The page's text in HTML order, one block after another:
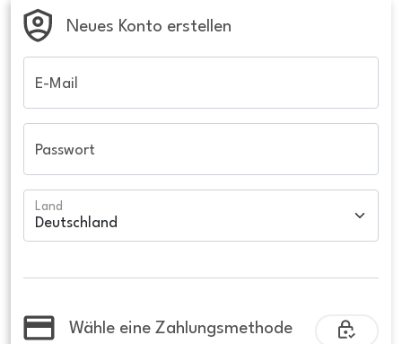
Neues Konto erstellen
E-Mail
Passwort
Land
Wähle eine Zahlungsmethode